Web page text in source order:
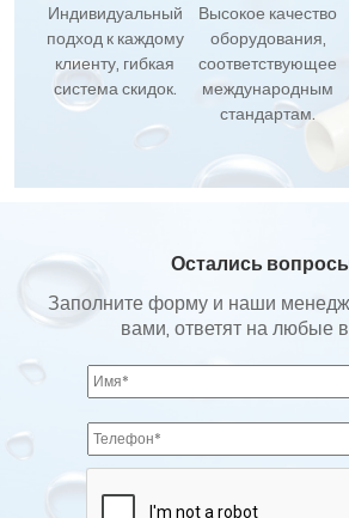
Индивидуальный
подход к каждому
клиенту, гибкая
система скидок.
Высокое качество
оборудования,
соответствующее
международным
стандартам.
Остались
Заполните форму и наши
вами, ответят на любые